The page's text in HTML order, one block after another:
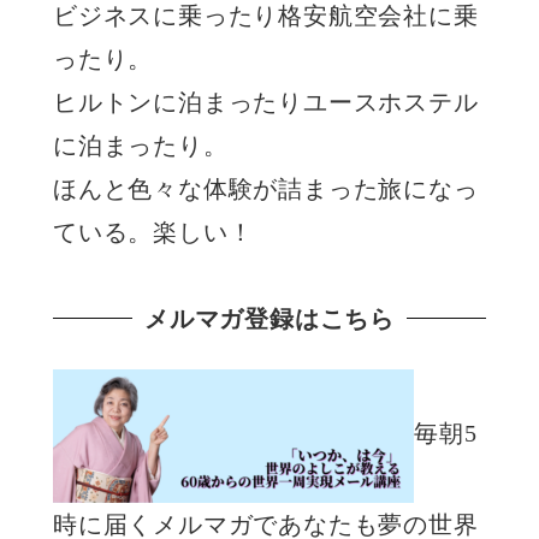
ビジネスに乗ったり格安航空会社に乗
ったり。
ヒルトンに泊まったりユースホステル
に泊まったり。
ほんと色々な体験が詰まった旅になっ
ている。楽しい！
メルマガ登録はこちら
毎朝5
時に届くメルマガであなたも夢の世界